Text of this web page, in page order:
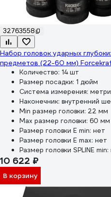
32763558
Набор головок ударных
предметов (22-60 мм)
Количество: 14 шт
Размер посадки: 1 дюйм
Система измерения:
Наконечник: внутренний
Min размер головки: 22 мм
Max размер головки: 60 мм
Размер головки E min: нет
Размер головки E max: нет
Размер головки SPLINE min:
10 622 ₽
В корзину